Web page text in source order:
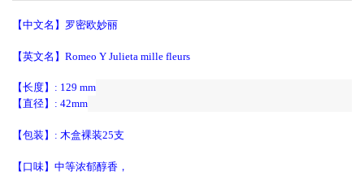
【中文名】罗密欧妙丽
【英文名】Romeo Y Julieta mille fleurs
【长度】: 129 mm
【直径】: 42mm
【包装】: 木盒裸装25支
【口味】中等浓郁醇香 ，